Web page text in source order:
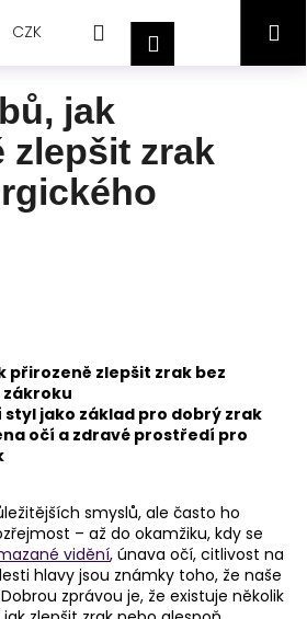
CZK HledatPřihlášeníNákupní
jak
zlepšit zrak
přirozeně zlepšit zrak bez
jako základ pro dobrý zrak
očí a zdravé prostředí pro
smyslů, ale často ho
– až do okamžiku, kdy se
vidění, únava očí, citlivost na
hlavy jsou známky toho, že naše
zprávou je, že existuje několik